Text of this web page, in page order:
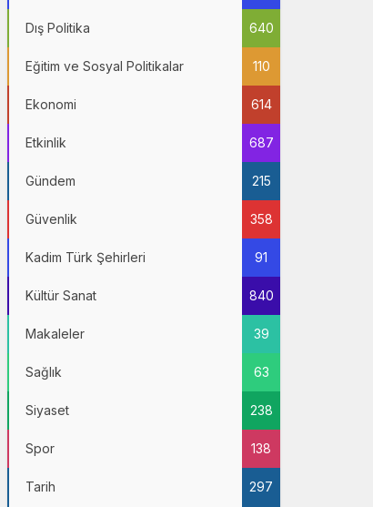
Dış Politika 640
Eğitim ve Sosyal Politikalar 110
Ekonomi 614
Etkinlik 687
Gündem 215
Güvenlik 358
Kadim Türk Şehirleri 91
Kültür Sanat 840
Makaleler 39
Sağlık 63
Siyaset 238
Spor 138
Tarih 297